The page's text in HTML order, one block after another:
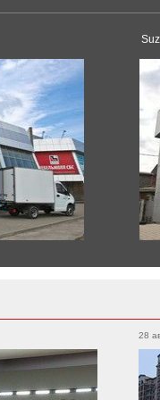
Dacia
Duster
Logan
Sandero
Pagani
Rolls-Royce
Spectre
28